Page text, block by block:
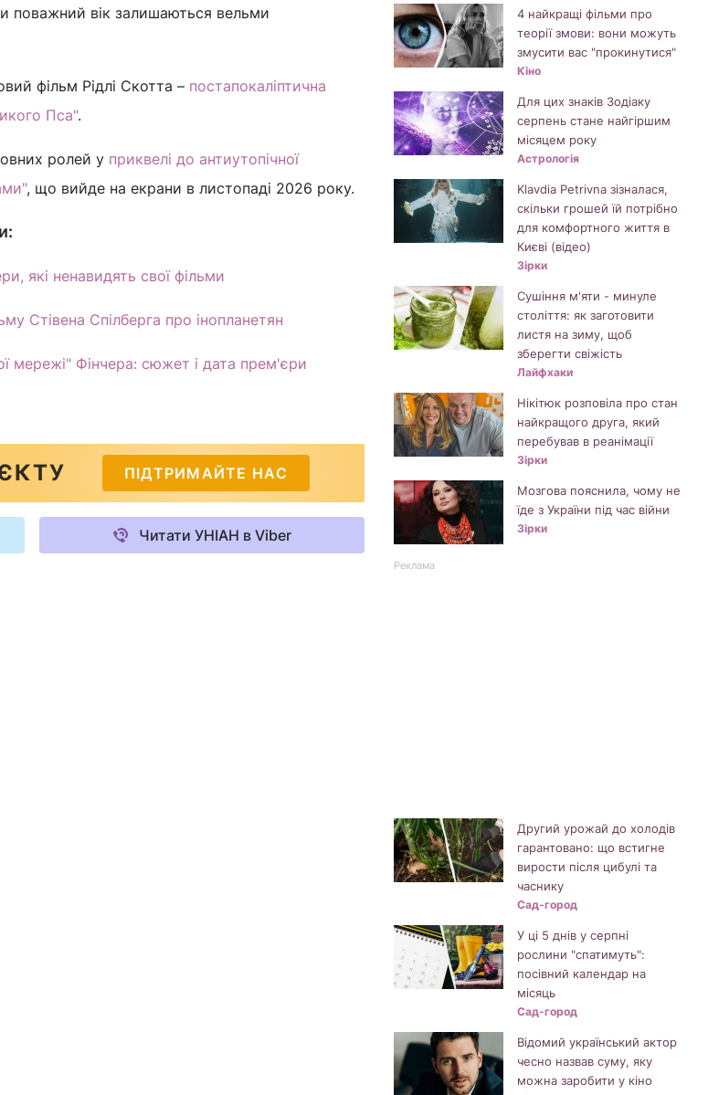
поважний вік залишаються вельми
фільм Рідлі Скотта – постапокаліптична
Пса".
ролей у приквелі до антиутопічної
, що вийде на екрани в листопаді 2026 року.
які ненавидять свої фільми
Стівена Спілберга про інопланетян
мережі" Фінчера: сюжет і дата прем'єри
ПІДТРИМАЙТЕ НАС
Читати УНІАН в Viber
4 найкращі фільми про
теорії змови: вони можуть
змусити вас "прокинутися"
Кіно
Для цих знаків Зодіаку
серпень стане найгіршим
місяцем року
Астрологія
Klavdia Petrivna зізналася,
скільки грошей їй потрібно
для комфортного життя в
Києві (відео)
Зірки
Сушіння м'яти - минуле
століття: як заготовити
листя на зиму, щоб
зберегти свіжість
Лайфхаки
Нікітюк розповіла про стан
найкращого друга, який
перебував в реанімації
Зірки
Мозгова пояснила, чому не
їде з України під час війни
Зірки
Реклама
Другий урожай до холодів
гарантовано: що встигне
вирости після цибулі та
часнику
Сад-город
У ці 5 днів у серпні
рослини "спатимуть":
посівний календар на
місяць
Сад-город
Відомий український актор
чесно назвав суму, яку
можна заробити у кіно